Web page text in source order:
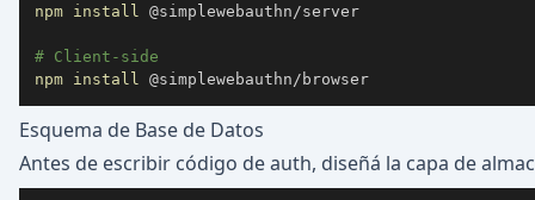
npm install
# Client-side
npm install @simplewebauthn/browser
Esquema de Base de Datos
Antes de escribir código de auth, diseñá la capa de